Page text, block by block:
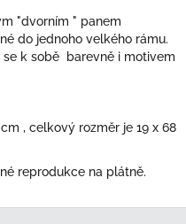
"dvorním " panem
do jednoho velkého rámu.
k sobě barevně i motivem
, celkový rozměr je 19 x 68
reprodukce na plátně.